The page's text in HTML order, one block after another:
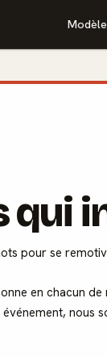
qui
pour se
en chacun
nous